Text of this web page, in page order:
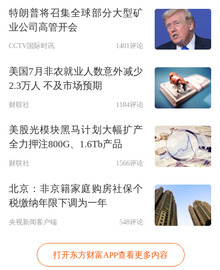
变，不断有新企业、新模式和新技术涌
现，在此背景下，即使是巨无霸式的互
联网平台也难以长期维持绝对优势，随
时面临着相对地位下降的风险。
第三，长期以来中国数字产业发展基本
处于监管真空状态，这就导致一旦出现
争议性事件，有关监管应急响应机制多
是基于对传统产业的监管经验，使得对
新问题把脉不准，甚至矫枉过正。例
如，过去十几年间，许多政府部门不愿
介入对互联网平台的监督管理，不接受
有关互联网平台的并购申报。然而最近
一个时期以来，这些部门纷纷采取
特朗普将召集全球部分大型矿
业公司高管开会
CCTV国际时讯 1401评论
美国7月非农就业人数意外减少
2.3万人 不及市场预期
财联社 1184评论
美股光模块黑马计划大幅扩产
全力押注800G、1.6Tb产品
财联社 1566评论
北京：非京籍家庭购房社保个
税缴纳年限下调为一年
央视新闻客户端 548评论
打开东方财富APP查看更多内容